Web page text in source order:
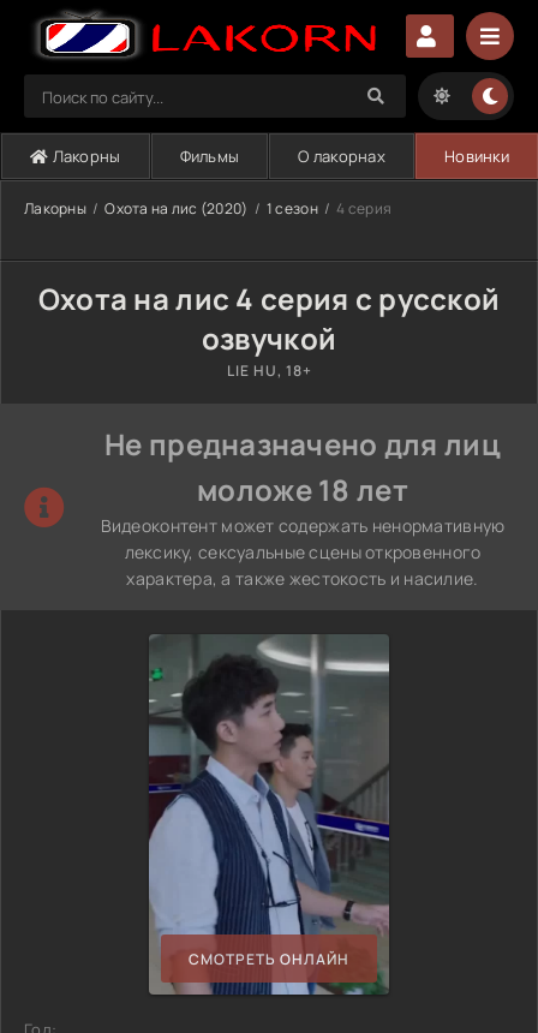
Лакорны Фильмы О лакорнах Новинки
Лакорны Охота на лис (2020) 1 сезон 4 серия
Охота на лис 4 серия с русской
озвучкой
LIE HU, 18+
Не предназначено для лиц
моложе 18 лет
Видеоконтент может содержать ненормативную
лексику, сексуальные сцены откровенного
характера, а также жестокость и насилие.
СМОТРЕТЬ ОНЛАЙН